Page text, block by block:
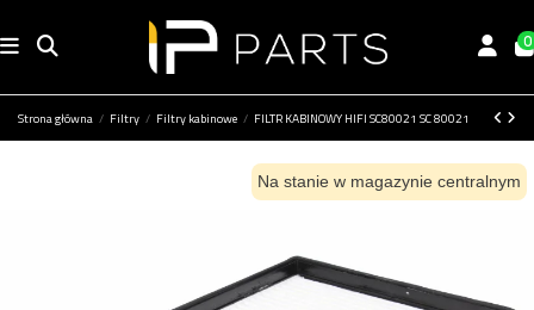
0
Strona główna Filtry Filtry kabinowe FILTR KABINOWY HIFI SC80021 SC 80021
Na stanie w magazynie centralnym